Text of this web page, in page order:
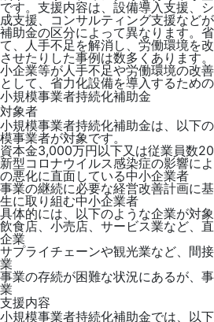
です。支援内容は、設備導入支援、
成支援、コンサルティング支援など
補助金の区分によって異なります。
て、人手不足を解消し、労働環境を
させたりした事例は数多くあります
小企業等が人手不足や労働環境の改
として、省力化設備を導入するための
小規模事業者持続化補助金
対象者
小規模事業者持続化補助金は、以下
模事業者が対象です。
資本金3,000万円以下又は従業員数
新型コロナウイルス感染症の影響に
の悪化に直面している中小企業者
事業の継続に必要な経営改善計画に
生に取り組む中小企業者
具体的には、以下のような企業が対象
飲食店、小売店、サービス業など、
企業
サプライチェーンや観光業など、間
業
事業の存続が困難な状況にあるが、
業
支援内容
小規模事業者持続化補助金では、以